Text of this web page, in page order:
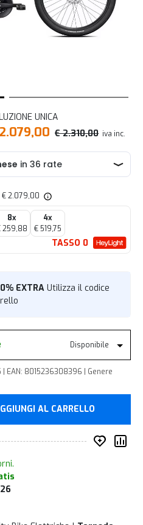
UNICA
€ 2.310,00 iva inc.
2.079,00
8x
259,88
4x
€ 519,75
TASSO 0
EXTRA Utilizza il codice
Disponibile
| EAN: 8015236308396 | Genere
AL CARRELLO